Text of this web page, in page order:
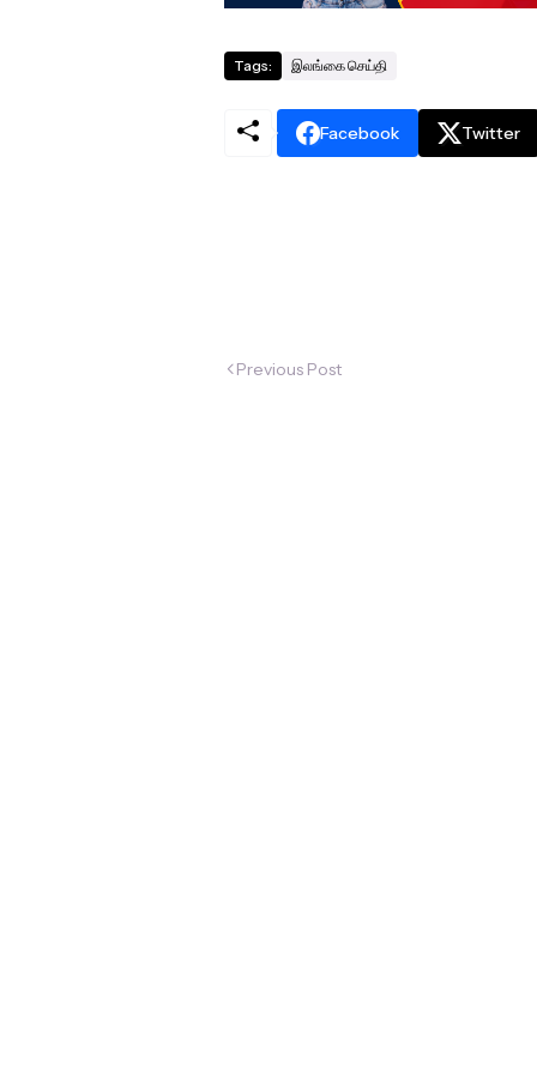
Tags: இலங்கை செய்தி
Facebook Twitter
Previous Post